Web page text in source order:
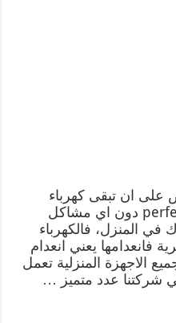
على ان تبقى كهرباء
المنزل تعمل بشكل ممتاز perfect دون اي مشاكل
المنزل، فالكهرباء
فانعدامها يعني انعدام
الاجهزة المنزلية تعمل
شركتنا عدد متميز …